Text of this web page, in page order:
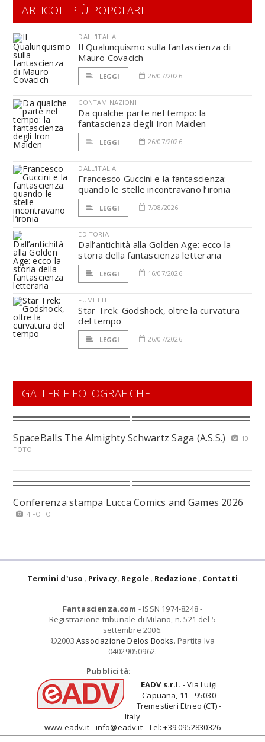
ARTICOLI PIÙ POPOLARI
DALL'ITALIA
Il Qualunquismo sulla fantascienza di
Mauro Covacich
LEGGI 26/07/2026
CONTAMINAZIONI
Da qualche parte nel tempo: la
fantascienza degli Iron Maiden
LEGGI 26/07/2026
DALL'ITALIA
Francesco Guccini e la fantascienza:
quando le stelle incontravano l’ironia
LEGGI 7/08/2026
EDITORIA
Dall’antichità alla Golden Age: ecco la
storia della fantascienza letteraria
LEGGI 16/07/2026
FUMETTI
Star Trek: Godshock, oltre la curvatura
del tempo
LEGGI 26/07/2026
GALLERIE FOTOGRAFICHE
SpaceBalls The Almighty Schwartz Saga (A.S.S.)
10
FOTO
Conferenza stampa Lucca Comics and Games 2026
4 FOTO
Termini d'uso Privacy Regole Redazione Contatti
Fantascienza.com - ISSN 1974-8248 -
Registrazione tribunale di Milano, n. 521 del 5
settembre 2006.
©2003 Associazione Delos Books. Partita Iva
04029050962.
Pubblicità:
EADV s.r.l. - Via Luigi
Capuana, 11 - 95030
Tremestieri Etneo (CT) -
Italy
www.eadv.it - info@eadv.it - Tel: +39.0952830326